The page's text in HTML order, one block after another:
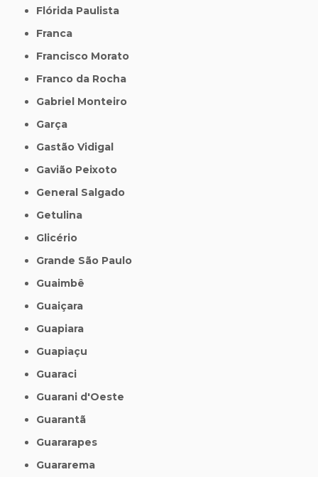
Flórida Paulista
Franca
Francisco Morato
Franco da Rocha
Gabriel Monteiro
Garça
Gastão Vidigal
Gavião Peixoto
General Salgado
Getulina
Glicério
Grande São Paulo
Guaimbê
Guaiçara
Guapiara
Guapiaçu
Guaraci
Guarani d'Oeste
Guarantã
Guararapes
Guararema